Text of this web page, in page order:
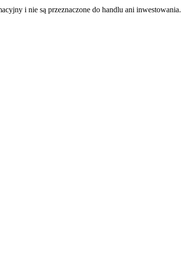
i nie są przeznaczone do handlu ani inwestowania.